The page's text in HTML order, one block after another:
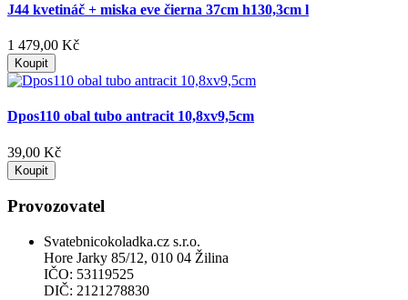
J44 kvetináč + miska eve čierna 37cm h130,3cm l
1 479,00 Kč
Koupit
Dpos110 obal tubo antracit 10,8xv9,5cm
39,00 Kč
Koupit
Provozovatel
Svatebnicokoladka.cz s.r.o.
Hore Jarky 85/12, 010 04 Žilina
IČO: 53119525
DIČ: 2121278830